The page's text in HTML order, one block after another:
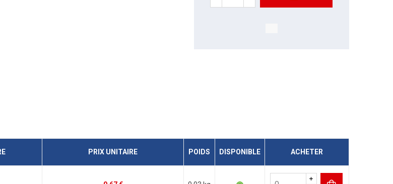
PRIX UNITAIRE POIDS DISPONIBLE ACHETER